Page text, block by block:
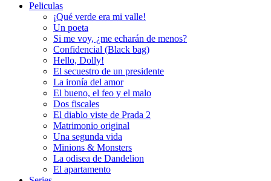
Peliculas
¡Qué verde era mi valle!
Un poeta
Si me voy, ¿me echarán de menos?
Confidencial (Black bag)
Hello, Dolly!
El secuestro de un presidente
La ironía del amor
El bueno, el feo y el malo
Dos fiscales
El diablo viste de Prada 2
Matrimonio original
Una segunda vida
Minions & Monsters
La odisea de Dandelion
El apartamento